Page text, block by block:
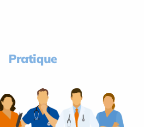
Pratique